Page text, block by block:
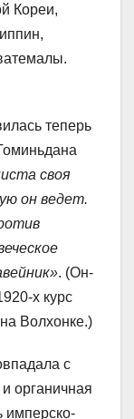
Кореи,
теперь
своя
он ведет.
. (Он-
х курс
Волхонке.)
с
органичная
имперско-